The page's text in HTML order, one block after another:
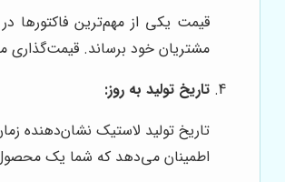
قیمت یکی از مهم‌ترین فاکتورها
مشتریان خود برساند. قیمت‌گذاری
تاریخ تولید به روز:
تاریخ تولید لاستیک
اطمینان می‌دهد که شما یک محصول